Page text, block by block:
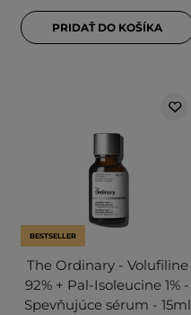
PRIDAŤ DO KOŠÍKA
BESTSELLER
The Ordinary - Volufiline
92% + Pal-Isoleucine 1% -
Spevňujúce sérum - 15ml